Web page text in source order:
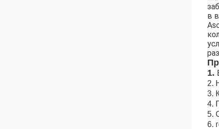
в
1.
2.
3.
4.
5.
6.